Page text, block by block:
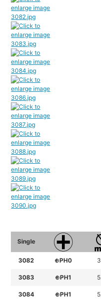
Single
3082 ⊕PH0
3083 ⊕PH1
3084 ⊕PH1